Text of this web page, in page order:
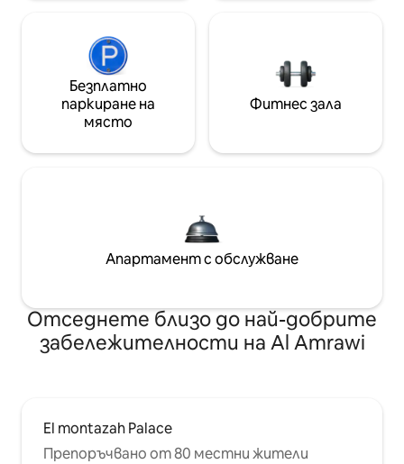
Безплатно
паркиране на
място
Фитнес зала
Апартамент с обслужване
Отседнете близо до най-добрите
забележителности на Al Amrawi
El montazah Palace
Препоръчвано от 80 местни жители